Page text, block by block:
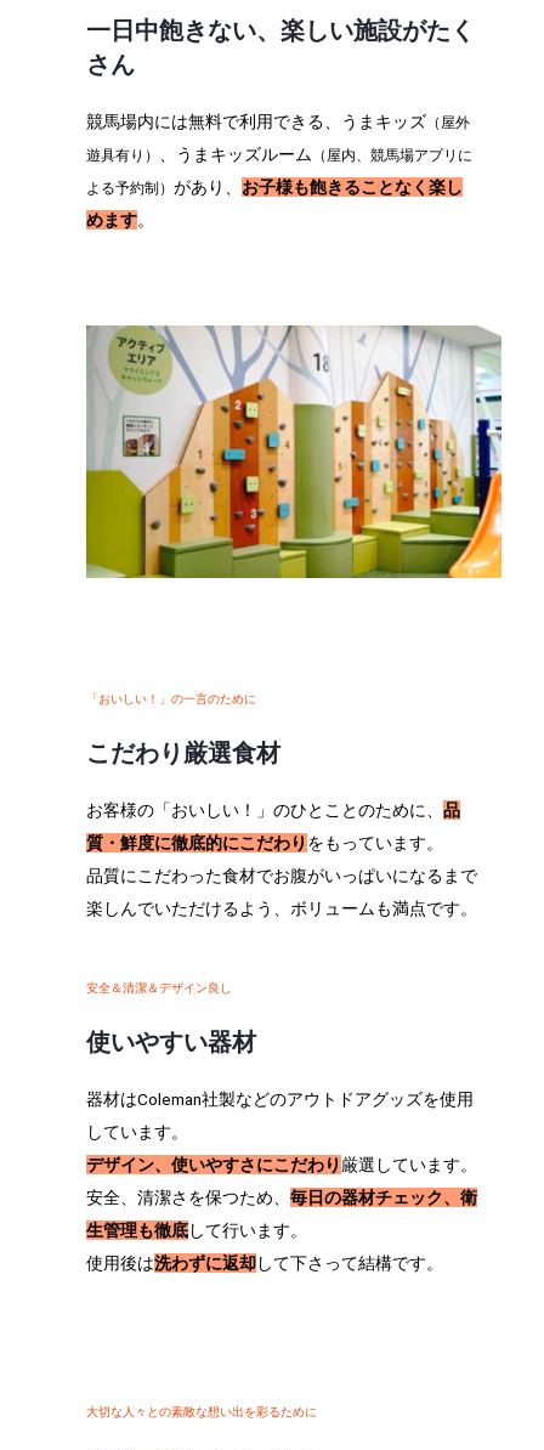
一日中飽きない、楽しい施設がたく
さん
競馬場内には無料で利用できる、うまキッズ （屋外
遊具有り） 、うまキッズルーム （屋内、競馬場アプリに
よる予約制） があり、 お子様も飽きることなく楽し
めます。
「おいしい！」の一言のために
こだわり厳選食材
お客様の「おいしい！」のひとことのために、 品
質・鮮度に徹底的にこだわり をもっています。
品質にこだわった食材でお腹がいっぱいになるまで
楽しんでいただけるよう、ボリュームも満点です。
安全＆清潔＆デザイン良し
使いやすい器材
器材はColeman社製などのアウトドアグッズを使用
しています。
デザイン、使いやすさにこだわり 厳選しています。
安全、清潔さを保つため、 毎日の器材チェック、衛
生管理も徹底して行います。
使用後は洗わずに返却して下さって結構です。
大切な人々との素敵な想い出を彩るために